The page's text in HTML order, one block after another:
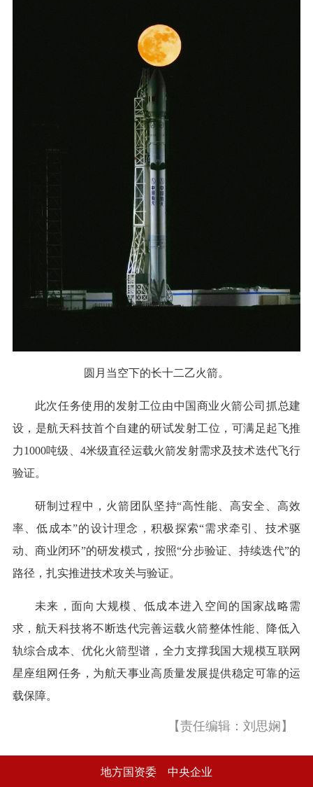
圆月当空下的长十二乙火箭。
此次任务使用的发射工位由中国商业火箭公司抓总建
设，是航天科技首个自建的研试发射工位，可满足起飞推
力1000吨级、4米级直径运载火箭发射需求及技术迭代飞行
验证。
研制过程中，火箭团队坚持“高性能、高安全、高效
率、低成本”的设计理念，积极探索“需求牵引、技术驱
动、商业闭环”的研发模式，按照“分步验证、持续迭代”的
路径，扎实推进技术攻关与验证。
未来，面向大规模、低成本进入空间的国家战略需
求，航天科技将不断迭代完善运载火箭整体性能、降低入
轨综合成本、优化火箭型谱，全力支撑我国大规模互联网
星座组网任务，为航天事业高质量发展提供稳定可靠的运
载保障。
【责任编辑：刘思娴】
地方国资委 中央企业